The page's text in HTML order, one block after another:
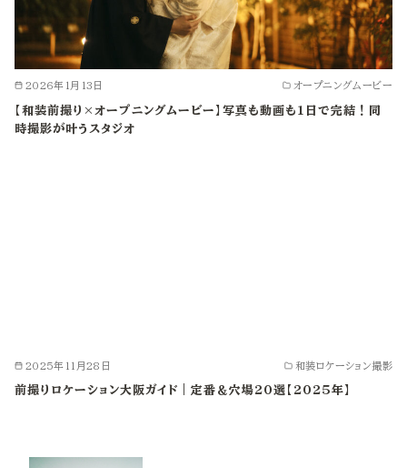
2026年1月13日 オープニングムービー
【和装前撮り×オープニングムービー】写真も動画も1日で完結！同
時撮影が叶うスタジオ
2025年11月28日 和装ロケーション撮影
前撮りロケーション大阪ガイド｜定番＆穴場20選【2025年】